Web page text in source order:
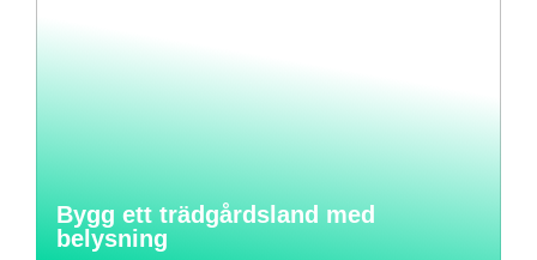
Bygg ett trädgårdsland med
belysning